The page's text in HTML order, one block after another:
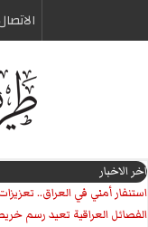
اخر الاخبار
استنفار أمني في العراق..
الفصائل العراقية تعيد رسم